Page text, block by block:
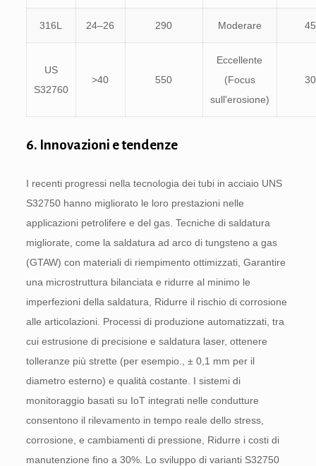
316L 24–26 290 Moderare
US
S32760
>40 550
Eccellente
(Focus
sull'erosione)
6. Innovazioni e tendenze
I recenti progressi nella tecnologia dei tubi in acciaio UNS
S32750 hanno migliorato le loro prestazioni nelle
applicazioni petrolifere e del gas. Tecniche di saldatura
migliorate, come la saldatura ad arco di tungsteno a gas
(GTAW) con materiali di riempimento ottimizzati, Garantire
una microstruttura bilanciata e ridurre al minimo le
imperfezioni della saldatura, Ridurre il rischio di corrosione
alle articolazioni. Processi di produzione automatizzati, tra
cui estrusione di precisione e saldatura laser, ottenere
tolleranze più strette (per esempio., ± 0,1 mm per il
diametro esterno) e qualità costante. I sistemi di
monitoraggio basati su IoT integrati nelle condutture
consentono il rilevamento in tempo reale dello stress,
corrosione, e cambiamenti di pressione, Ridurre i costi di
manutenzione fino a 30%. Lo sviluppo di varianti S32750